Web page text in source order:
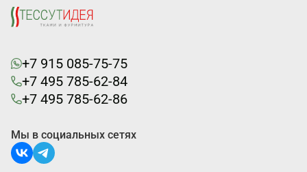
+7 915 085-75-75
+7 495 785-62-84
+7 495 785-62-86
Мы в социальных сетях